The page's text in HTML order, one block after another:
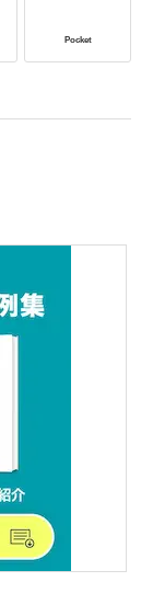
Pocket